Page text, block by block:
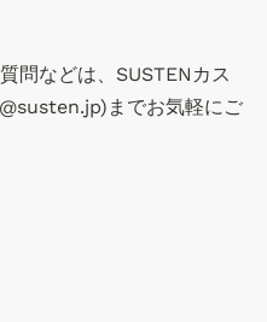
問などは、SUSTENカス
までお気軽にご